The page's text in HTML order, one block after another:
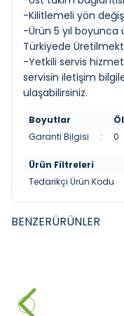
-Kilitlemeli yön
-Ürün 5 yıl boyunca
Türkiyede
-Yetkili servis
servisin iletişim
ulaşabilirsiniz.
Boyutlar
Garanti Bilgisi
: 0
Ürün Filtreleri
Tedarikçi Ürün Kodu
BENZERÜRÜNLER
3.000,00